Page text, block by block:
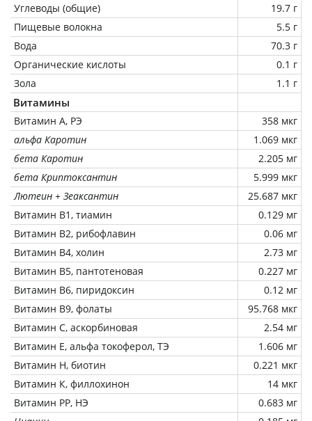
Углеводы (общие)
19.7 г
Пищевые волокна
5.5 г
Вода
70.3 г
Органические кислоты
0.1 г
Зола
1.1 г
Витамины
Витамин А, РЭ
358 мкг
альфа Каротин
1.069 мкг
бета Каротин
2.205 мг
бета Криптоксантин
5.999 мкг
Лютеин + Зеаксантин
25.687 мкг
Витамин В1, тиамин
0.129 мг
Витамин В2, рибофлавин
0.06 мг
Витамин В4, холин
2.73 мг
Витамин В5, пантотеновая
0.227 мг
Витамин В6, пиридоксин
0.12 мг
Витамин В9, фолаты
95.768 мкг
Витамин C, аскорбиновая
2.54 мг
Витамин Е, альфа токоферол, ТЭ
1.606 мг
Витамин Н, биотин
0.221 мкг
Витамин К, филлохинон
14 мкг
Витамин РР, НЭ
0.683 мг